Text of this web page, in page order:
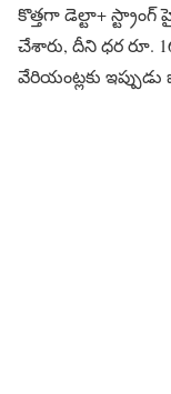
కొత్తగా డెల్టా+
చేశారు, దీని ధర రూ.
వేరియంట్లకు